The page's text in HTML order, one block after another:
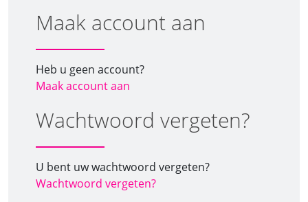
Maak account aan
Heb u geen account?
Maak account aan
Wachtwoord vergeten?
U bent uw wachtwoord vergeten?
Wachtwoord vergeten?